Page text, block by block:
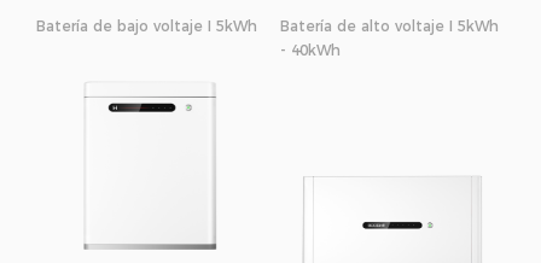
Batería de bajo voltaje I 5kWh
Batería de alto voltaje I 5kWh
- 40kWh